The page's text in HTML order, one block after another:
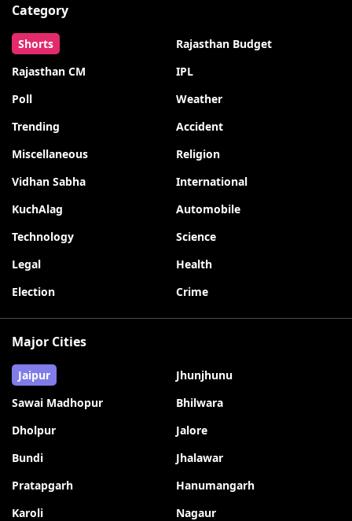
Category
Shorts
Rajasthan Budget
Rajasthan CM
IPL
Poll
Weather
Trending
Accident
Miscellaneous
Religion
Vidhan Sabha
International
KuchAlag
Automobile
Technology
Science
Legal
Health
Election
Crime
Major Cities
Jaipur
Jhunjhunu
Sawai Madhopur
Bhilwara
Dholpur
Jalore
Bundi
Jhalawar
Pratapgarh
Hanumangarh
Karoli
Nagaur